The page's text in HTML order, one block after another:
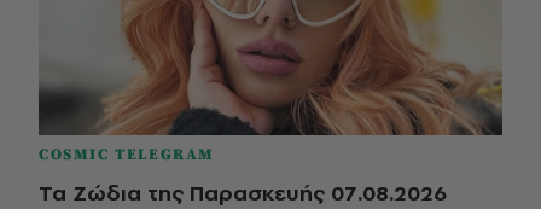
COSMIC TELEGRAM
Τα Ζώδια της Παρασκευής 07.08.2026